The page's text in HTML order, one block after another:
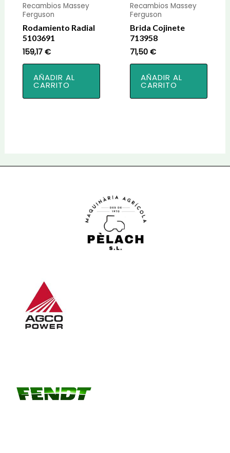
Recambios Massey
Ferguson
Rodamiento Radial
5103691
159,17 €
AÑADIR AL
CARRITO
Recambios Massey
Ferguson
Brida Cojinete
713958
71,50€
AÑADIR AL
CARRITO